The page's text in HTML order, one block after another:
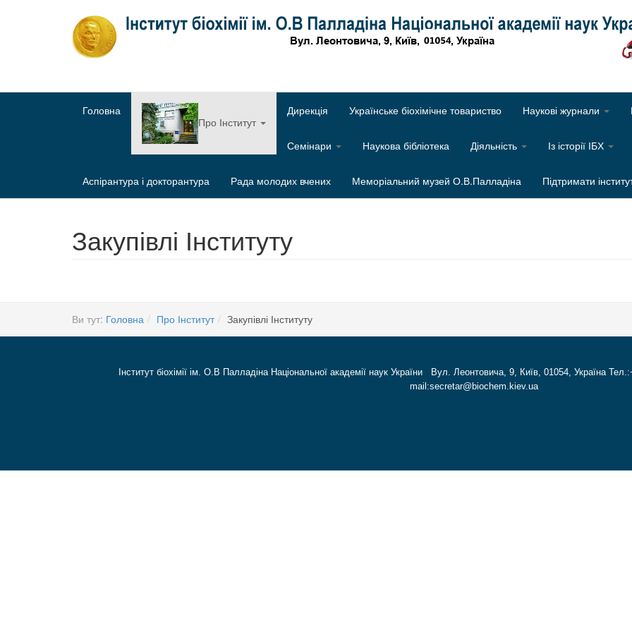
Головна
Про Інститут
Дирекція Українське біохімічне товариство Наукові журнали
Семінари Наукова бібліотека Діяльність Із історії ІБХ
Аспірантура і докторантура Рада молодих вчених Меморіальний музей О.В.Палладіна Підтримати
Закупівлі Інституту
Ви тут: Головна Про Інститут Закупівлі Інституту
Інститут біохімії ім. О.В Палладіна Національної академії наук України Вул. Леонтовича, 9, Київ, 01054, Україна
mail:secretar@biochem.kiev.ua